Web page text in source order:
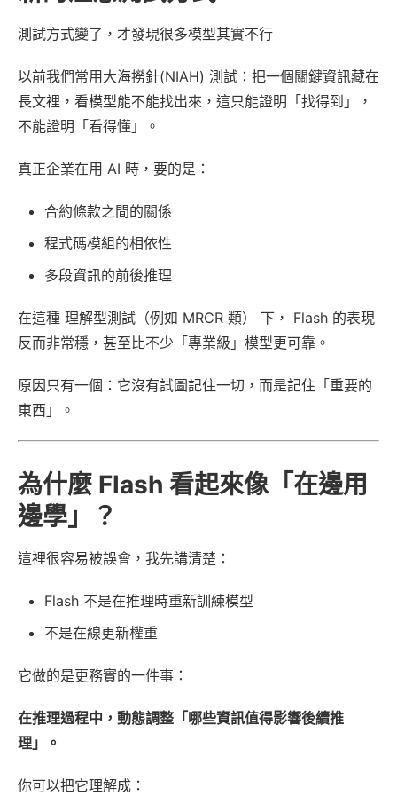
測試方式變了，才發現很多模型其實不行
以前我們常用大海撈針(NIAH) 測試：把一個關鍵資訊藏在
長文裡，看模型能不能找出來，這只能證明「找得到」，
不能證明「看得懂」。
真正企業在用 AI 時，要的是：
合約條款之間的關係
程式碼模組的相依性
多段資訊的前後推理
在這種 理解型測試（例如 MRCR 類） 下， Flash 的表現
反而非常穩，甚至比不少「專業級」模型更可靠。
原因只有一個：它沒有試圖記住一切，而是記住「重要的
東西」。
為什麼 Flash 看起來像「在邊用
邊學」？
這裡很容易被誤會，我先講清楚：
Flash 不是在推理時重新訓練模型
不是在線更新權重
它做的是更務實的一件事：
在推理過程中，動態調整「哪些資訊值得影響後續推
理」。
你可以把它理解成：